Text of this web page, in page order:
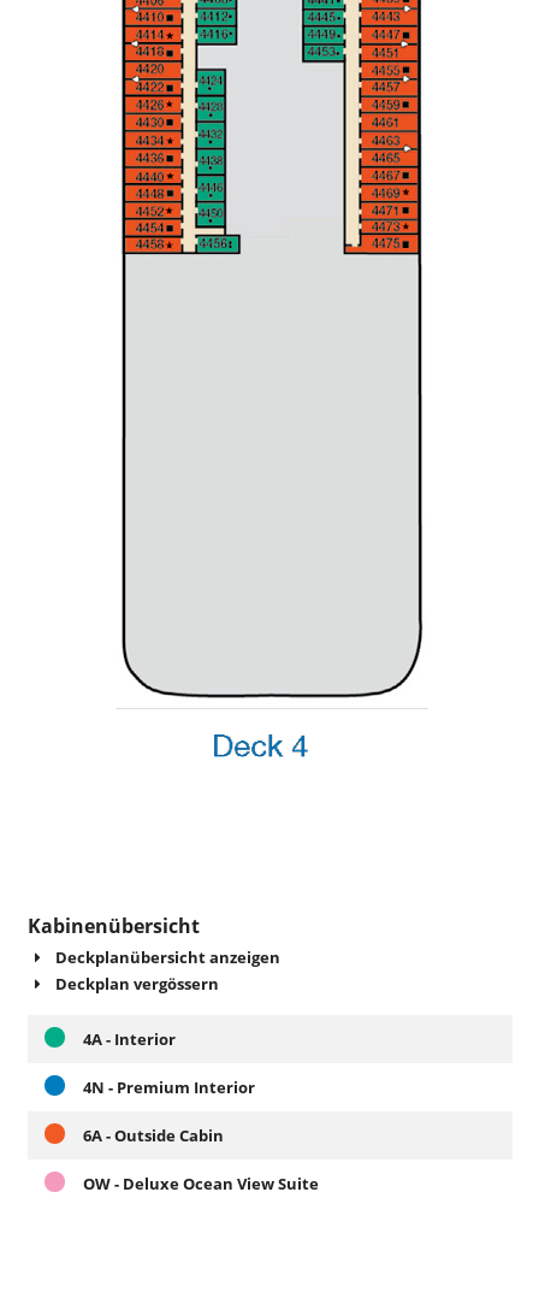
Kabinenübersicht
Deckplanübersicht anzeigen
Deckplan vergössern
4A - Interior
4N - Premium Interior
6A - Outside Cabin
OW - Deluxe Ocean View Suite